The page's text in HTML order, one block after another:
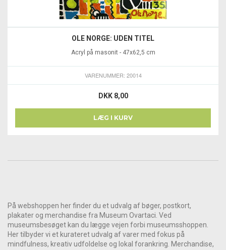
OLE NORGE: UDEN TITEL
Acryl på masonit - 47x62,5 cm
VARENUMMER: 20014
DKK 8,00
LÆG I KURV
På webshoppen her finder du et udvalg af bøger, postkort,
plakater og merchandise fra Museum Ovartaci. Ved
museumsbesøget kan du lægge vejen forbi museumsshoppen.
Her tilbyder vi et kurateret udvalg af varer med fokus på
mindfulness, kreativ udfoldelse og lokal forankring. Merchandise,